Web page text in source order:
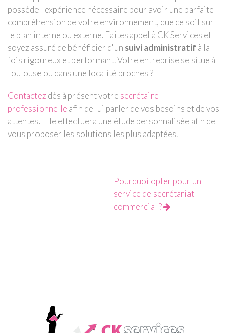
possède l'expérience nécessaire pour avoir une parfaite
compréhension de votre environnement, que ce soit sur
le plan interne ou externe. Faites appel à CK Services et
soyez assuré de bénéficier d'un suivi administratif à la
fois rigoureux et performant. Votre entreprise se situe à
Toulouse ou dans une localité proches ?
Contactez dès à présent votre secrétaire
professionnelle afin de lui parler de vos besoins et de vos
attentes. Elle effectuera une étude personnalisée afin de
vous proposer les solutions les plus adaptées.
Pourquoi opter pour un
service de secrétariat
commercial ?